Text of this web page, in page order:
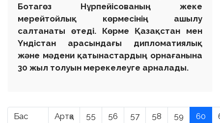
Ботагөз Нұрпейісованың жеке
мерейтойлық көрмесінің ашылу
салтанаты өтеді. Көрме Қазақстан мен
Үндістан арасындағы дипломатиялық
және мәдени қатынастардың орнағанына
30 жыл толуын мерекелеуге арналады.
Бас
Артқа 55 56 57 58 59 60